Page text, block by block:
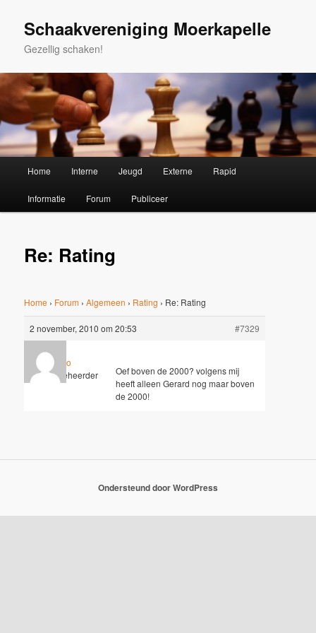
primaire
Schaakvereniging Moerkapelle
Gezellig schaken!
Home Interne Jeugd Externe Rapid
Informatie Forum Publiceer
Re: Rating
Home › Forum › Algemeen › Rating › Re: Rating
2 november, 2010 om 20:53 #7329
Hugo
Sleutelbeheerder
Oef boven de 2000? volgens mij
heeft alleen Gerard nog maar boven
de 2000!
Ondersteund door WordPress